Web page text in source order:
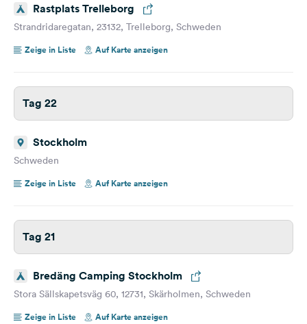
Rastplats Trelleborg
Strandridaregatan, 23132, Trelleborg, Schweden
Zeige in Liste
Auf Karte anzeigen
Tag 22
Stockholm
Schweden
Zeige in Liste
Auf Karte anzeigen
Tag 21
Bredäng Camping Stockholm
Stora Sällskapetsväg 60, 12731, Skärholmen, Schweden
Zeige in Liste
Auf Karte anzeigen